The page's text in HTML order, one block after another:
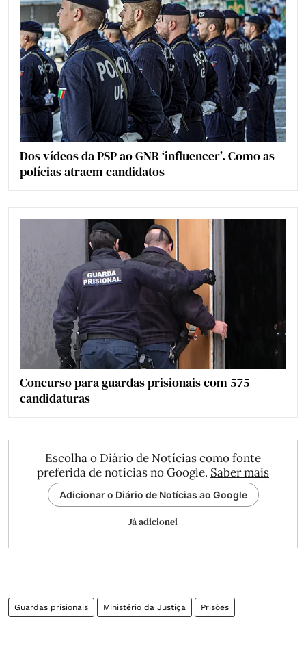
Dos vídeos da PSP ao GNR ‘influencer’. Como as
polícias atraem candidatos
Concurso para guardas prisionais com 575
candidaturas
Escolha o Diário de Notícias como fonte
preferida de notícias no Google. Saber mais
Adicionar o Diário de Notícias ao Google
Já adicionei
Guardas prisionais Ministério da Justiça Prisões